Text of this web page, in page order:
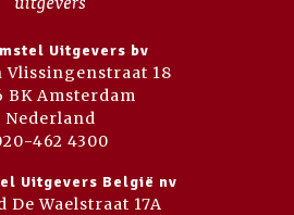
Uitgevers bv
Vlissingenstraat 18
BK Amsterdam
Nederland
462 4300
Uitgevers België nv
De Waelstraat 17A